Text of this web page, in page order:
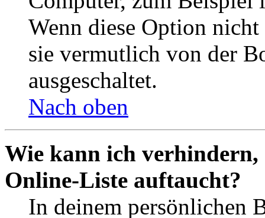
Wenn diese Option
sie vermutlich von der
ausgeschaltet.
Nach oben
Wie kann ich verhindern,
Online-Liste auftaucht?
In deinem persönlichen